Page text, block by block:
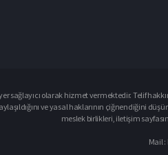
sağlayıcı olarak hizmet vermektedir. Telif
ve yasal haklarının çiğnendiğini
meslek birlikleri, iletişim
Mail :